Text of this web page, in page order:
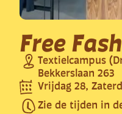
Free
Textielcampus
Bekkerslaan 263
Vrijdag 28,
Zie de tijden in